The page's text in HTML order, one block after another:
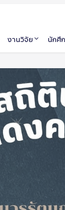
งานวิจัย นักศึ